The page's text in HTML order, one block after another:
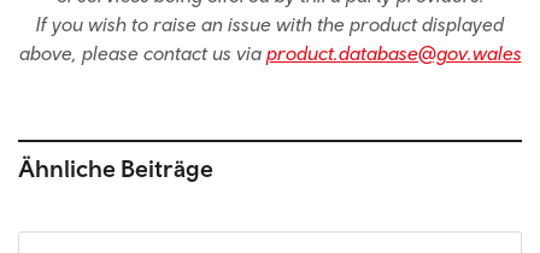
If you wish to raise an issue with the product displayed
above, please contact us via product.database@gov.wales
Ähnliche Beiträge